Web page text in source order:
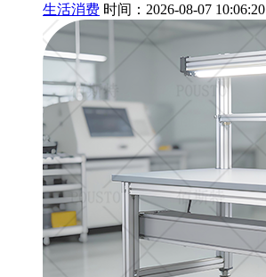
生活消费 时间：2026-08-07 10:06:20